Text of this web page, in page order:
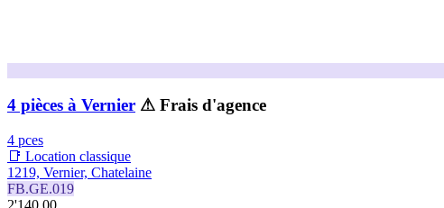
4 pièces à Vernier ⚠ Frais d'agence
4 pces
📑 Location classique
1219, Vernier, Chatelaine
FB.GE.019
2'140.00